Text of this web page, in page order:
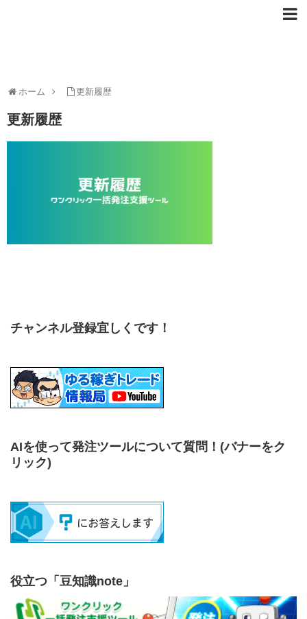
ホーム 更新履歴
更新履歴
チャンネル登録宜しくです！
AIを使って発注ツールについて質問！ (バナーをク
リック)
役立つ「豆知識note」